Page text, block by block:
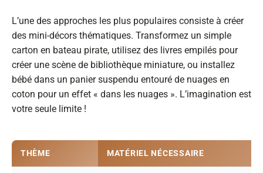
L’une des approches les plus populaires consiste à créer
des mini-décors thématiques. Transformez un simple
carton en bateau pirate, utilisez des livres empilés pour
créer une scène de bibliothèque miniature, ou installez
bébé dans un panier suspendu entouré de nuages en
coton pour un effet « dans les nuages ». L’imagination est
votre seule limite !
THÈME MATÉRIEL NÉCESSAIRE